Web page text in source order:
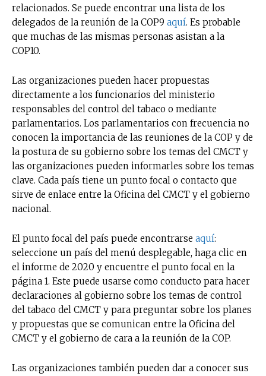
relacionados. Se puede encontrar una lista de los
delegados de la reunión de la COP9 aquí. Es probable
que muchas de las mismas personas asistan a la
COP10.
Las organizaciones pueden hacer propuestas
directamente a los funcionarios del ministerio
responsables del control del tabaco o mediante
parlamentarios. Los parlamentarios con frecuencia no
conocen la importancia de las reuniones de la COP y de
la postura de su gobierno sobre los temas del CMCT y
las organizaciones pueden informarles sobre los temas
clave. Cada país tiene un punto focal o contacto que
sirve de enlace entre la Oficina del CMCT y el gobierno
nacional.
El punto focal del país puede encontrarse aquí:
seleccione un país del menú desplegable, haga clic en
el informe de 2020 y encuentre el punto focal en la
página 1. Este puede usarse como conducto para hacer
declaraciones al gobierno sobre los temas de control
del tabaco del CMCT y para preguntar sobre los planes
y propuestas que se comunican entre la Oficina del
CMCT y el gobierno de cara a la reunión de la COP.
Las organizaciones también pueden dar a conocer sus